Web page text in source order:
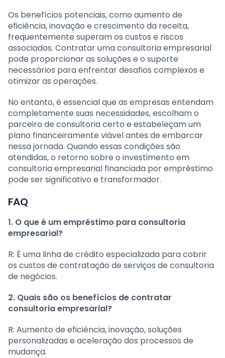
Os benefícios potenciais, como aumento de
eficiência, inovação e crescimento da receita,
frequentemente superam os custos e riscos
associados. Contratar uma consultoria empresarial
pode proporcionar as soluções e o suporte
necessários para enfrentar desafios complexos e
otimizar as operações.
No entanto, é essencial que as empresas entendam
completamente suas necessidades, escolham o
parceiro de consultoria certo e estabeleçam um
plano financeiramente viável antes de embarcar
nessa jornada. Quando essas condições são
atendidas, o retorno sobre o investimento em
consultoria empresarial financiada por empréstimo
pode ser significativo e transformador.
FAQ
1. O que é um empréstimo para consultoria
empresarial?
R: É uma linha de crédito especializada para cobrir
os custos de contratação de serviços de consultoria
de negócios.
2. Quais são os benefícios de contratar
consultoria empresarial?
R: Aumento de eficiência, inovação, soluções
personalizadas e aceleração dos processos de
mudança.